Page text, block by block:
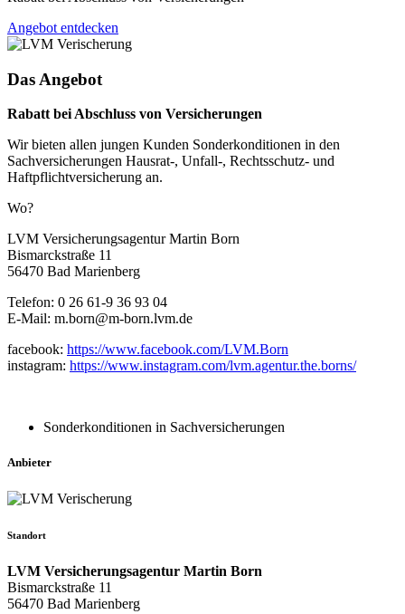
Angebot entdecken
Das Angebot
Rabatt bei Abschluss von Versicherungen
Wir bieten allen jungen Kunden Sonderkonditionen in den
Sachversicherungen Hausrat-, Unfall-, Rechtsschutz- und
Haftpflichtversicherung an.
Wo?
LVM Versicherungsagentur Martin Born
Bismarckstraße 11
56470 Bad Marienberg
Telefon: 0 26 61-9 36 93 04
E-Mail: m.born@m-born.lvm.de
facebook: https://www.facebook.com/LVM.Born
instagram: https://www.instagram.com/lvm.agentur.the.borns/
Sonderkonditionen in Sachversicherungen
Anbieter
Standort
LVM Versicherungsagentur Martin Born
Bismarckstraße 11
56470 Bad Marienberg